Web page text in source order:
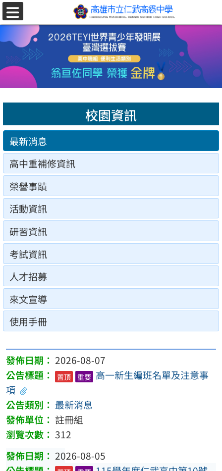
跳至主要內容區
選
單
校園資訊
最新消息
高中重補修資訊
榮譽事蹟
活動資訊
研習資訊
考試資訊
人才招募
來文宣導
使用手冊
2026-08-07
置頂 重要 高一新生編班名單及注意事
項
最新消息
註冊組
312
2026-08-05